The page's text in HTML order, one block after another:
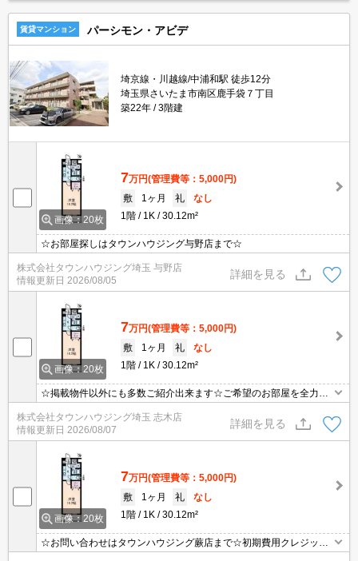
賃貸マンション パーシモン・アビデ
埼京線・川越線/中浦和駅 徒歩12分
埼玉県さいたま市南区鹿手袋７丁目
築22年
3階建
画像：20枚
7万円(管理費等：5,000円)
敷
1ヶ月 礼
なし
1階
1K 30.12m²
☆お部屋探しはタウンハウジング与野店まで☆
株式会社タウンハウジング埼玉 与野店
情報更新日 2026/08/05
詳細を見る
画像：20枚
7万円(管理費等：5,000円)
敷
1ヶ月 礼
なし
1階
1K 30.12m²
☆掲載物件以外にも多数ご紹介出来ます☆ご希望のお部屋を全力で
お探しさせて頂きます♪
株式会社タウンハウジング埼玉 志木店
情報更新日 2026/08/07
詳細を見る
画像：20枚
7万円(管理費等：5,000円)
敷
1ヶ月 礼
なし
1階
1K 30.12m²
☆お問い合わせはタウンハウジング蕨店まで☆初期費用クレジット
決済相談☆オンラインでの内見・契約もお気軽にご相談ください！